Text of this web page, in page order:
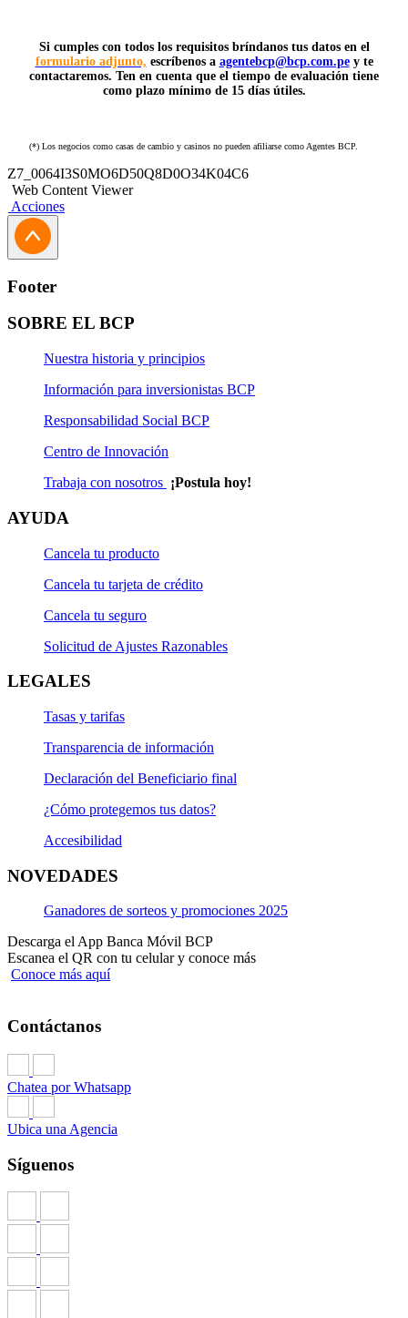
Si cumples con todos los requisitos bríndanos tus datos en el
formulario adjunto, escríbenos a agentebcp@bcp.com.pey te
contactaremos. Ten en cuenta que el tiempo de evaluación tiene
como plazo mínimo de 15 días útiles.
(*) Los negocios como casas de cambio y casinos no pueden afiliarse como Agentes BCP.
Z7_0064I3S0MO6D50Q8D0O34K04C6
Web Content Viewer
Acciones
Footer
SOBRE EL BCP
Nuestra historia y principios
Información para inversionistas BCP
Responsabilidad Social BCP
Centro de Innovación
Trabaja con nosotros ¡Postula hoy!
AYUDA
Cancela tu producto
Cancela tu tarjeta de crédito
Cancela tu seguro
Solicitud de Ajustes Razonables
LEGALES
Tasas y tarifas
Transparencia de información
Declaración del Beneficiario final
¿Cómo protegemos tus datos?
Accesibilidad
NOVEDADES
Ganadores de sorteos y promociones 2025
Descarga el App Banca Móvil BCP
Escanea el QR con tu celular y conoce más
Conoce más aquí
Contáctanos
Chatea por Whatsapp
Ubica una Agencia
Síguenos